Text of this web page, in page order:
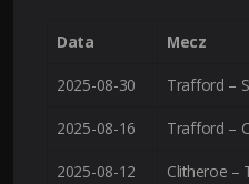
Data Mecz
2025-08-30 Trafford –
2025-08-16 Trafford –
2025-08-12 Clitheroe –